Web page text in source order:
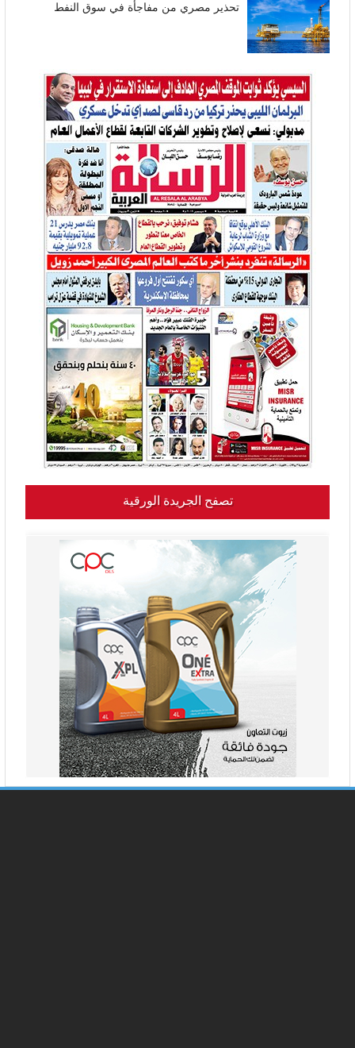
تحذير مصري من مفاجأة في سوق النفط
تصفح الجريدة الورقية